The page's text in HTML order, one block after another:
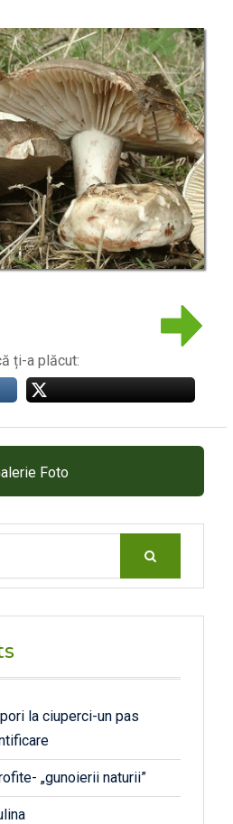
ți-a plăcut:
Foto
la ciuperci-un pas
„gunoierii naturii”